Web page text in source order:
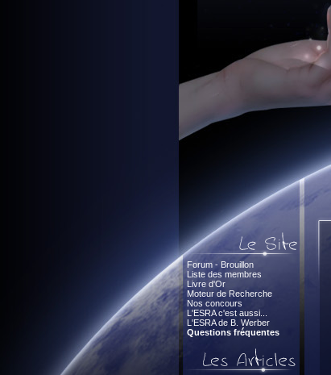
Forum - Brouillon
Liste des membres
Livre d'Or
Moteur de Recherche
Nos concours
L'ESRA c'est aussi...
L'ESRA de B. Werber
Questions fréquentes